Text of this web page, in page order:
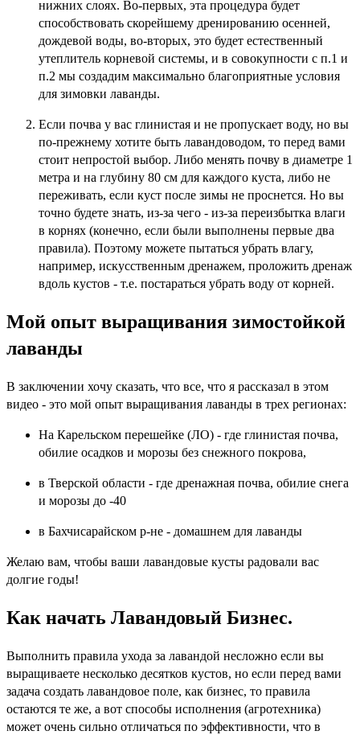
нижних слоях. Во-первых, эта процедура будет
способствовать скорейшему дренированию осенней,
дождевой воды, во-вторых, это будет естественный
утеплитель корневой системы, и в совокупности с п.1 и
п.2 мы создадим максимально благоприятные условия
для зимовки лаванды.
Если почва у вас глинистая и не пропускает воду, но вы
по-прежнему хотите быть лавандоводом, то перед вами
стоит непростой выбор. Либо менять почву в диаметре 1
метра и на глубину 80 см для каждого куста, либо не
переживать, если куст после зимы не проснется. Но вы
точно будете знать, из-за чего - из-за переизбытка влаги
в корнях (конечно, если были выполнены первые два
правила). Поэтому можете пытаться убрать влагу,
например, искусственным дренажем, проложить дренаж
вдоль кустов - т.е. постараться убрать воду от корней.
Мой опыт выращивания зимостойкой
лаванды
В заключении хочу сказать, что все, что я рассказал в этом
видео - это мой опыт выращивания лаванды в трех регионах:
На Карельском перешейке (ЛО) - где глинистая почва,
обилие осадков и морозы без снежного покрова,
в Тверской области - где дренажная почва, обилие снега
и морозы до -40
в Бахчисарайском р-не - домашнем для лаванды
Желаю вам, чтобы ваши лавандовые кусты радовали вас
долгие годы!
Как начать Лавандовый Бизнес.
Выполнить правила ухода за лавандой несложно если вы
выращиваете несколько десятков кустов, но если перед вами
задача создать лавандовое поле, как бизнес, то правила
остаются те же, а вот способы исполнения (агротехника)
может очень сильно отличаться по эффективности, что в